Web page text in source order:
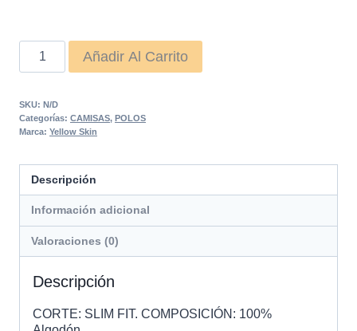
CAMISA
POLO
cantidad
Añadir Al Carrito
SKU: N/D
Categorías: CAMISAS, POLOS
Marca: Yellow Skin
Descripción
Información adicional
Valoraciones (0)
Descripción
CORTE: SLIM FIT. COMPOSICIÓN: 100%